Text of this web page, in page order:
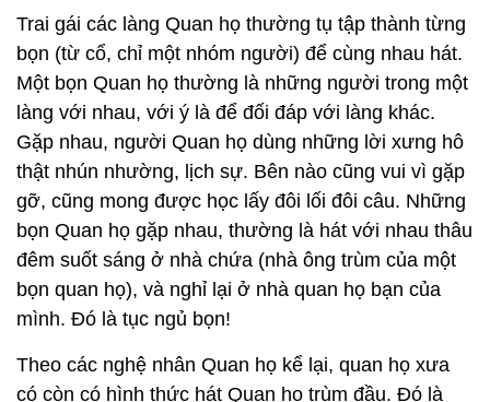
Trai gái các làng Quan họ thường tụ tập thành từng
bọn (từ cổ, chỉ một nhóm người) để cùng nhau hát.
Một bọn Quan họ thường là những người trong một
làng với nhau, với ý là để đối đáp với làng khác.
Gặp nhau, người Quan họ dùng những lời xưng hô
thật nhún nhường, lịch sự. Bên nào cũng vui vì gặp
gỡ, cũng mong được học lấy đôi lối đôi câu. Những
bọn Quan họ gặp nhau, thường là hát với nhau thâu
đêm suốt sáng ở nhà chứa (nhà ông trùm của một
bọn quan họ), và nghỉ lại ở nhà quan họ bạn của
mình. Đó là tục ngủ bọn!
Theo các nghệ nhân Quan họ kể lại, quan họ xưa
có còn có hình thức hát Quan họ trùm đầu. Đó là